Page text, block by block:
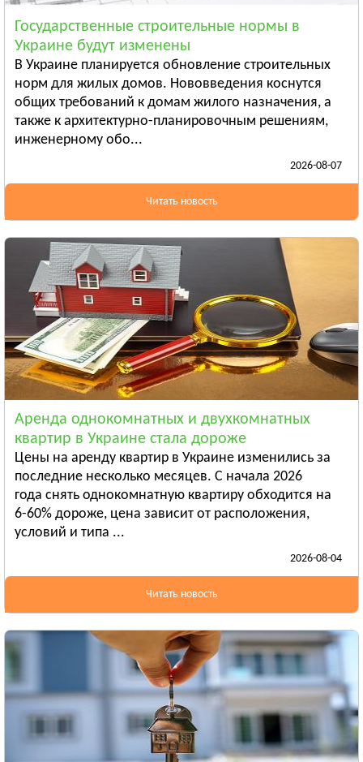
Запорожье
Энергодар
Бердянск
Смотреть всё
ИВАНО-ФРАНКОВСКАЯ ОБЛАСТЬ
Ивано-Франковск
Болехов
Смотреть всё
Тараща
Тетиев
Смотреть всё
КИРОВОГРАДСКАЯ ОБЛАСТЬ
Александрия
Бобринец
Гайворон
Смотреть всё
ЛУГАНСКАЯ ОБЛАСТЬ
Алчевск
Рубежное
Александровск
Смотреть всё
ЛЬВОВСКАЯ ОБЛАСТЬ
Стрый
НИКОЛАЕВСКАЯ ОБЛАСТЬ
Вознесенск
Новая Одесса
Смотреть всё
ОДЕССКАЯ ОБЛАСТЬ
Государственные строительные нормы в
Украине будут изменены
В Украине планируется обновление строительных
норм для жилых домов. Нововведения коснутся
общих требований к домам жилого назначения, а
также к архитектурно-планировочным решениям,
инженерному обо...
2026-08-07
Читать новость
Аренда однокомнатных и двухкомнатных
квартир в Украине стала дороже
Цены на аренду квартир в Украине изменились за
последние несколько месяцев. С начала 2026
года снять однокомнатную квартиру обходится на
6-60% дороже, цена зависит от расположения,
условий и типа ...
2026-08-04
Читать новость